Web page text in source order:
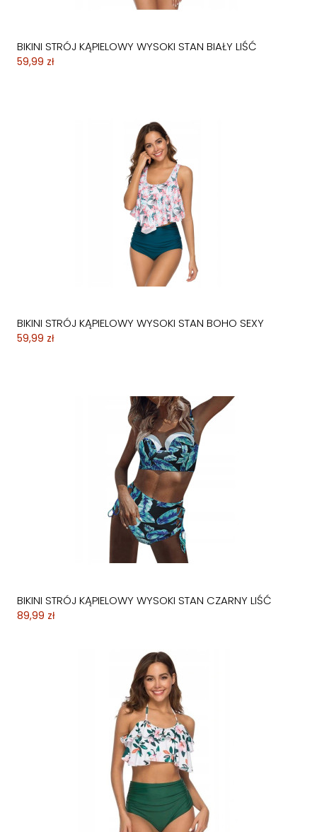
BIKINI STRÓJ KĄPIELOWY WYSOKI STAN BIAŁY LIŚĆ
59,99 zł
BIKINI STRÓJ KĄPIELOWY WYSOKI STAN BOHO SEXY
59,99 zł
BIKINI STRÓJ KĄPIELOWY WYSOKI STAN CZARNY LIŚĆ
89,99 zł